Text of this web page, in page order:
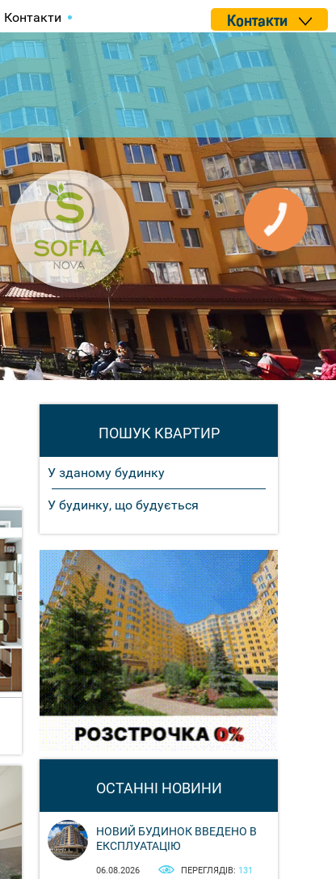
Контакти Контакти
ПОШУК КВАРТИР
У зданому будинку
У будинку, що будується
ОСТАННІ НОВИНИ
НОВИЙ БУДИНОК ВВЕДЕНО В
ЕКСПЛУАТАЦІЮ
06.08.2026 ПЕРЕГЛЯДІВ: 131